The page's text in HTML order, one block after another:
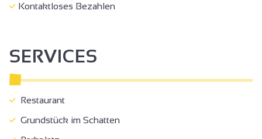
Kontaktloses Bezahlen
SERVICES
Restaurant
Grundstück im Schatten